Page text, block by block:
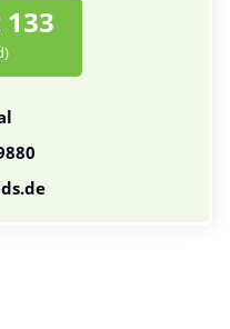
133